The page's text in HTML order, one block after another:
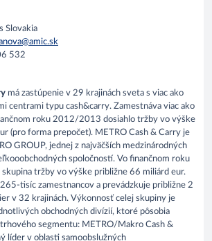
Slovakia
532
má zastúpenie v 29 krajinách sveta s viac ako
centrami typu cash&carry. Zamestnáva viac ako
roku 2012/2013 dosiahlo tržby vo výške
(pro forma prepočet). METRO Cash & Carry je
GROUP, jednej z najväčších medzinárodných
spoločností. Vo finančnom roku
tržby vo výške približne 66 miliárd eur.
tisíc zamestnancov a prevádzkuje približne 2
v 32 krajinách. Výkonnosť celej skupiny je
obchodných divízií, ktoré pôsobia
segmentu: METRO/Makro Cash &
líder v oblasti samoobslužných